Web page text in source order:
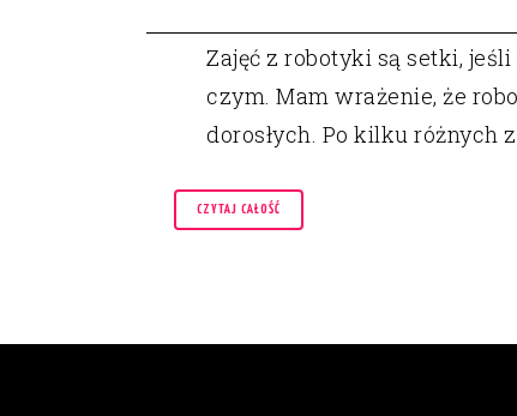
Zajęć z robotyki są setki,
czym. Mam wrażenie, że
dorosłych. Po kilku różnych
CZYTAJ CAŁOŚĆ